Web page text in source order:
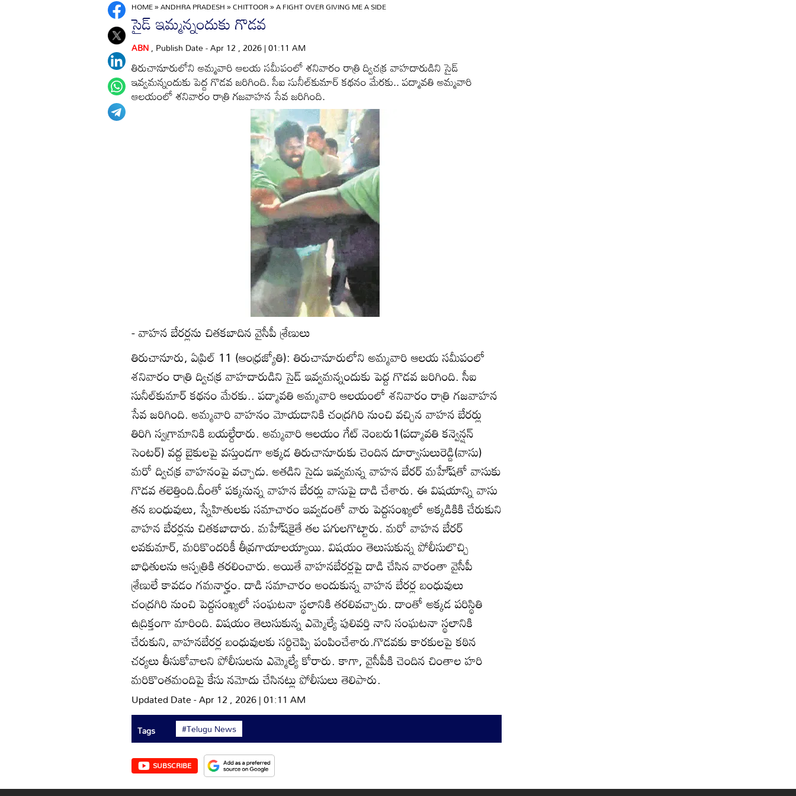
HOME»ANDHRA PRADESH»CHITTOOR»A FIGHT OVER GIVING ME A SIDE
సైడ్‌ ఇమ్మన్నందుకు గొడవ
ABN, Publish Date - Apr 12 , 2026 | 01:11 AM
తిరుచానూరులోని అమ్మవారి ఆలయ సమీపంలో శనివారం రాత్రి ద్విచక్ర వాహదారుడిని సైడ్‌
ఇవ్వమన్నందుకు పెద్ద గొడవ జరిగింది. సీఐ సునీల్‌కుమార్‌ కథనం మేరకు.. పద్మావతి అమ్మవారి
ఆలయంలో శనివారం రాత్రి గజవాహన సేవ జరిగింది.
- వాహన బేరర్లను చితకబాదిన వైసీపీ శ్రేణులు
తిరుచానూరు, ఏప్రిల్‌ 11 (ఆంధ్రజ్యోతి): తిరుచానూరులోని అమ్మవారి ఆలయ సమీపంలో
శనివారం రాత్రి ద్విచక్ర వాహదారుడిని సైడ్‌ ఇవ్వమన్నందుకు పెద్ద గొడవ జరిగింది. సీఐ
సునీల్‌కుమార్‌ కథనం మేరకు.. పద్మావతి అమ్మవారి ఆలయంలో శనివారం రాత్రి గజవాహన
సేవ జరిగింది. అమ్మవారి వాహనం మోయడానికి చంద్రగిరి నుంచి వచ్చిన వాహన బేరర్లు
తిరిగి స్వగ్రామానికి బయల్దేరారు. అమ్మవారి ఆలయం గేట్‌ నెంబరు1(పద్మావతి కన్వెన్షన్‌
సెంటర్‌) వద్ద బైకులపై వస్తుండగా అక్కడ తిరుచానూరుకు చెందిన దూర్వాసులురెడ్డి(వాసు)
మరో ద్విచక్ర వాహనంపై వచ్చాడు. అతడిని సైడు ఇవ్వమన్న వాహన బేరర్‌ మహే్‌షతో వాసుకు
గొడవ తలెత్తింది.దీంతో పక్కనున్న వాహన బేరర్లు వాసుపై దాడి చేశారు. ఈ విషయాన్ని వాసు
తన బంధువులు, స్నేహితులకు సమాచారం ఇవ్వడంతో వారు పెద్దసంఖ్యలో అక్కడికికి చేరుకుని
వాహన బేరర్లను చితకబాదారు. మహే్‌షకైతే తల పగులగొట్టారు. మరో వాహన బేరర్‌
లవకుమార్‌, మరికొందరికీ తీవ్రగాయాలయ్యాయి. విషయం తెలుసుకున్న పోలీసులొచ్చి
బాధితులను ఆస్పత్రికి తరలించారు. అయితే వాహనబేరర్లపై దాడి చేసిన వారంతా వైసీపీ
శ్రేణులే కావడం గమనార్హం. దాడి సమాచారం అందుకున్న వాహన బేరర్ల బంధువులు
చంద్రగిరి నుంచి పెద్దసంఖ్యలో సంఘటనా స్థలానికి తరలివచ్చారు. దాంతో అక్కడ పరిస్థితి
ఉద్రిక్తంగా మారింది. విషయం తెలుసుకున్న ఎమ్మెల్యే పులివర్తి నాని సంఘటనా స్థలానికి
చేరుకుని, వాహనబేరర్ల బంధువులకు సర్దిచెప్పి పంపించేశారు.గొడవకు కారకులపై కఠిన
చర్యలు తీసుకోవాలని పోలీసులను ఎమ్మెల్యే కోరారు. కాగా, వైసీపీకి చెందిన చింతాల హరి
మరికొంతమందిపై కేసు నమోదు చేసినట్లు పోలీసులు తెలిపారు.
Updated Date - Apr 12 , 2026 | 01:11 AM
Tags #Telugu News
SUBSCRIBE